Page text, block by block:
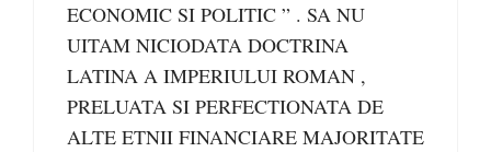
ECONOMIC SI POLITIC ” . SA NU
UITAM NICIODATA DOCTRINA
LATINA A IMPERIULUI ROMAN ,
PRELUATA SI PERFECTIONATA DE
ALTE ETNII FINANCIARE MAJORITATE